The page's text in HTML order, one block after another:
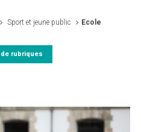
Sport et jeune public
Ecole
rubriques